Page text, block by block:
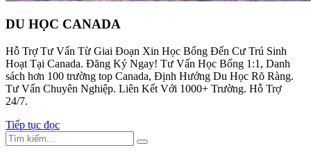
DU HỌC CANADA
Hỗ Trợ Tư Vấn Từ Giai Đoạn Xin Học Bổng Đến Cư Trú Sinh
Hoạt Tại Canada. Đăng Ký Ngay! Tư Vấn Học Bổng 1:1, Danh
sách hơn 100 trường top Canada, Định Hướng Du Học Rõ Ràng.
Tư Vấn Chuyên Nghiệp. Liên Kết Với 1000+ Trường. Hỗ Trợ
24/7.
Tiếp tục đọc